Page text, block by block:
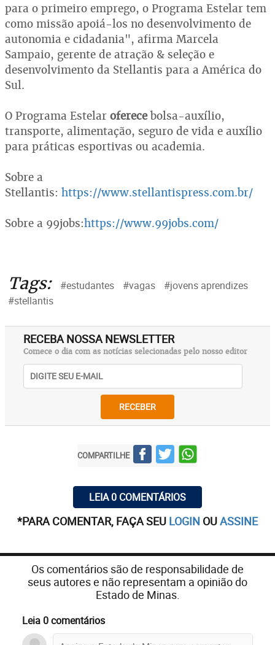
para o primeiro emprego, o Programa Estelar tem
como missão apoiá-los no desenvolvimento de
autonomia e cidadania", afirma Marcela
Sampaio, gerente de atração & seleção e
desenvolvimento da Stellantis para a América do
Sul.
O Programa Estelar oferecebolsa-auxílio,
transporte, alimentação, seguro de vida e auxílio
para práticas esportivas ou academia.
Sobre a
Stellantis: https://www.stellantispress.com.br/
Sobre a 99jobs:https://www.99jobs.com/
Tags: #estudantes #vagas
#jovens aprendizes
#stellantis
RECEBA NOSSA NEWSLETTER
Comece o dia com as notícias selecionadas pelo nosso editor
RECEBER
COMPARTILHE
LEIA 0 COMENTÁRIOS
*PARA COMENTAR, FAÇA SEU LOGIN OUASSINE
Os comentários são de responsabilidade de
seus autores e não representam a opinião do
Estado de Minas.
Leia 0 comentários